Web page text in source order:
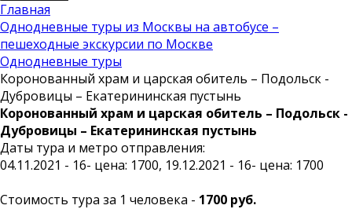
Главная
Однодневные туры из Москвы на автобусе –
пешеходные экскурсии по Москве
Однодневные туры
Коронованный храм и царская обитель – Подольск -
Дубровицы – Екатерининская пустынь
Коронованный храм и царская обитель – Подольск -
Дубровицы – Екатерининская пустынь
Даты тура и метро отправления:
04.11.2021 - 16- цена: 1700, 19.12.2021 - 16- цена: 1700
Стоимость тура за 1 человека - 1700 руб.